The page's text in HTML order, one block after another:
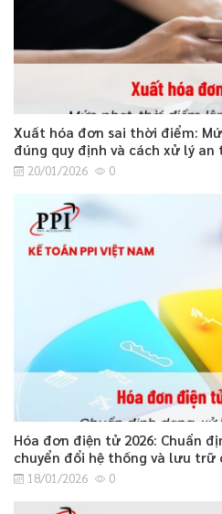
Xuất hóa đơn sai thời điểm:
đúng quy định và cách xử lý an
20/01/2026 0
Hóa đơn điện tử 2026: Chuẩn
chuyển đổi hệ thống và lưu trữ
18/01/2026 0